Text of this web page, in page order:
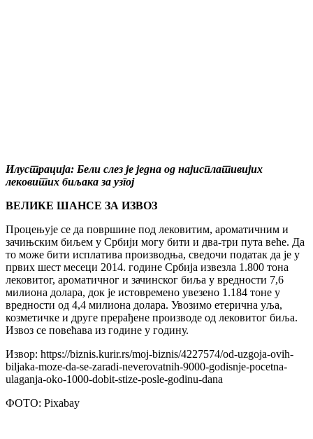
Илустрација: Бели слез је једна од најисплативијих
лековитих биљака за узгој
ВЕЛИКЕ ШАНСЕ ЗА ИЗВОЗ
Процењује се да површине под лековитим, ароматичним и
зачињским биљем у Србији могу бити и два-три пута веће. Да
то може бити исплатива производња, сведочи податак да је у
првих шест месеци 2014. године Србија извезла 1.800 тона
лековитог, ароматичног и зачинског биља у вредности 7,6
милиона долара, док је истовремено увезено 1.184 тоне у
вредности од 4,4 милиона долара. Увозимо етерична уља,
козметичке и друге прерађене производе од лековитог биља.
Извоз се повећава из године у годину.
Извор: https://biznis.kurir.rs/moj-biznis/4227574/od-uzgoja-ovih-
biljaka-moze-da-se-zaradi-neverovatnih-9000-godisnje-pocetna-
ulaganja-oko-1000-dobit-stize-posle-godinu-dana
ФОТО: Pixabay